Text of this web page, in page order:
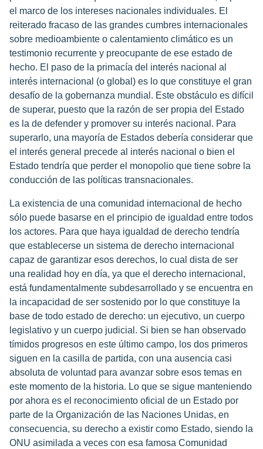
el marco de los intereses nacionales individuales. El
reiterado fracaso de las grandes cumbres internacionales
sobre medioambiente o calentamiento climático es un
testimonio recurrente y preocupante de ese estado de
hecho. El paso de la primacía del interés nacional al
interés internacional (o global) es lo que constituye el gran
desafío de la gobernanza mundial. Este obstáculo es difícil
de superar, puesto que la razón de ser propia del Estado
es la de defender y promover su interés nacional. Para
superarlo, una mayoría de Estados debería considerar que
el interés general precede al interés nacional o bien el
Estado tendría que perder el monopolio que tiene sobre la
conducción de las políticas transnacionales.
La existencia de una comunidad internacional de hecho
sólo puede basarse en el principio de igualdad entre todos
los actores. Para que haya igualdad de derecho tendría
que establecerse un sistema de derecho internacional
capaz de garantizar esos derechos, lo cual dista de ser
una realidad hoy en día, ya que el derecho internacional,
está fundamentalmente subdesarrollado y se encuentra en
la incapacidad de ser sostenido por lo que constituye la
base de todo estado de derecho: un ejecutivo, un cuerpo
legislativo y un cuerpo judicial. Si bien se han observado
tímidos progresos en este último campo, los dos primeros
siguen en la casilla de partida, con una ausencia casi
absoluta de voluntad para avanzar sobre esos temas en
este momento de la historia. Lo que se sigue manteniendo
por ahora es el reconocimiento oficial de un Estado por
parte de la Organización de las Naciones Unidas, en
consecuencia, su derecho a existir como Estado, siendo la
ONU asimilada a veces con esa famosa Comunidad